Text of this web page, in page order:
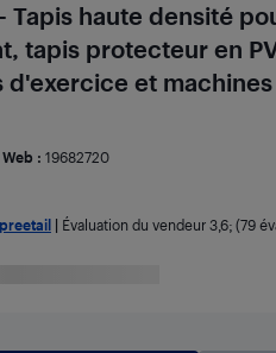
Tapis haute densité
tapis protecteur en
d'exercice et
: 19682720
Évaluation du vendeur 3,6; (79